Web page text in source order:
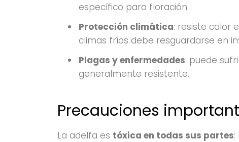
específico para floración.
Protección climática: resiste calor
climas fríos debe resguardarse en
Plagas y enfermedades: puede
generalmente resistente.
Precauciones
La adelfa es tóxica en todas sus partes